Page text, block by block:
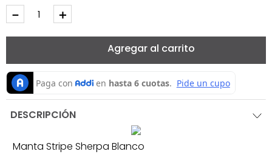
＋
－
Agregar al carrito
DESCRIPCIÓN
Manta Stripe Sherpa Blanco